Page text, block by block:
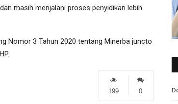
masih menjalani proses penyidikan lebih
Nomor 3 Tahun 2020 tentang Minerba juncto
0
199